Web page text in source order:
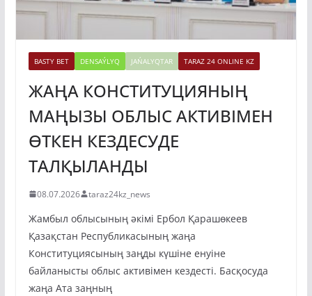
BASTY BET DENSAÝLYQ JAŃALYQTAR TARAZ 24 ONLINE KZ
ЖАҢА КОНСТИТУЦИЯНЫҢ
МАҢЫЗЫ ОБЛЫС АКТИВІМЕН
ӨТКЕН КЕЗДЕСУДЕ
ТАЛҚЫЛАНДЫ
08.07.2026 taraz24kz_news
Жамбыл облысының әкімі Ербол Қарашөкеев
Қазақстан Республикасының жаңа
Конституциясының заңды күшіне енуіне
байланысты облыс активімен кездесті. Басқосуда
жаңа Ата заңның